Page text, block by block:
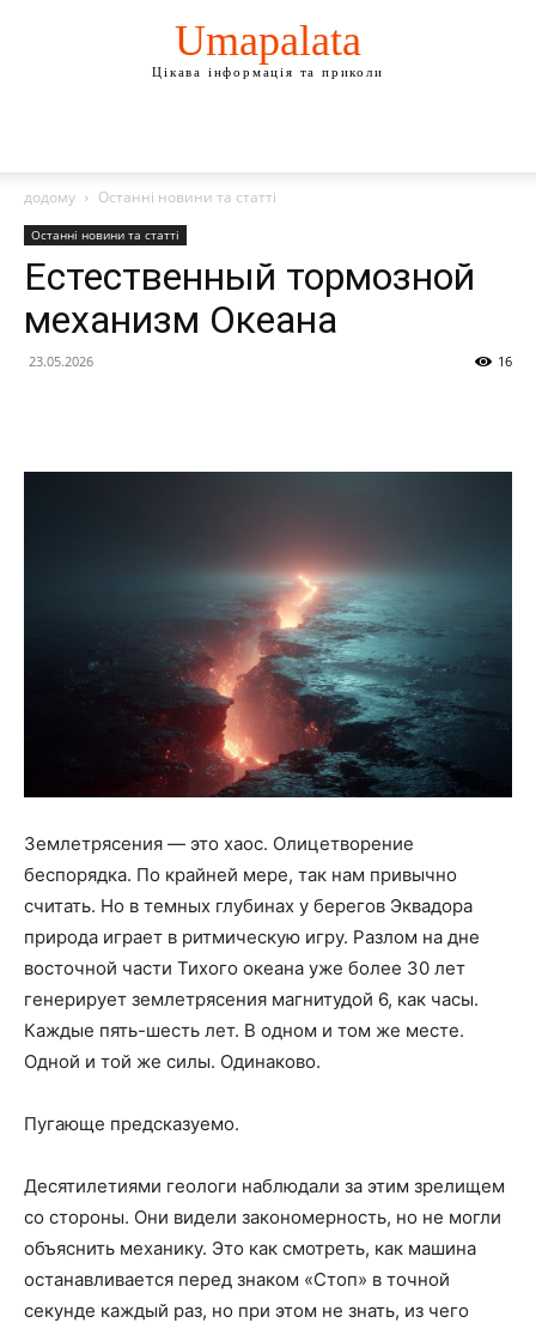
Umapalata
Цікава інформація та приколи
додому Останні новини та статті
Останні новини та статті
Естественный тормозной
механизм Океана
23.05.2026 16
Землетрясения — это хаос. Олицетворение
беспорядка. По крайней мере, так нам привычно
считать. Но в темных глубинах у берегов Эквадора
природа играет в ритмическую игру. Разлом на дне
восточной части Тихого океана уже более 30 лет
генерирует землетрясения магнитудой 6, как часы.
Каждые пять-шесть лет. В одном и том же месте.
Одной и той же силы. Одинаково.
Пугающе предсказуемо.
Десятилетиями геологи наблюдали за этим зрелищем
со стороны. Они видели закономерность, но не могли
объяснить механику. Это как смотреть, как машина
останавливается перед знаком «Стоп» в точной
секунде каждый раз, но при этом не знать, из чего